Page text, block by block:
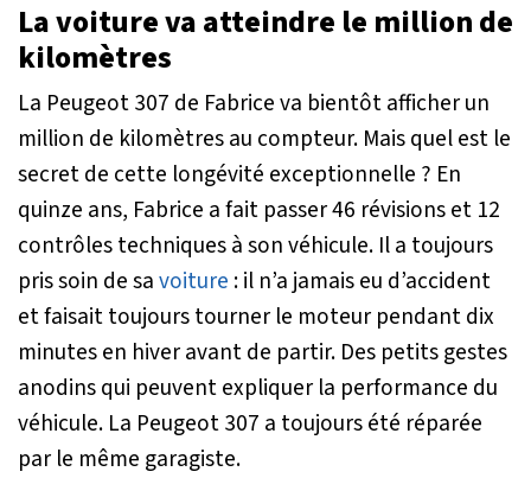
La voiture va atteindre le million de
kilomètres
La Peugeot 307 de Fabrice va bientôt afficher un
million de kilomètres au compteur. Mais quel est le
secret de cette longévité exceptionnelle ? En
quinze ans, Fabrice a fait passer 46 révisions et 12
contrôles techniques à son véhicule. Il a toujours
pris soin de savoiture : il n’a jamais eu d’accident
et faisait toujours tourner le moteur pendant dix
minutes en hiver avant de partir. Des petits gestes
anodins qui peuvent expliquer la performance du
véhicule. La Peugeot 307 a toujours été réparée
par le même garagiste.